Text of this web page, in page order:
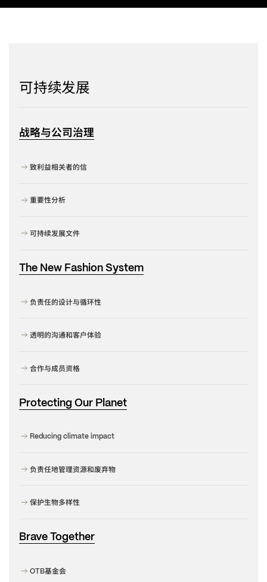
可持续发展
战略与公司治理
致利益相关者的信
重要性分析
可持续发展文件
The New Fashion System
负责任的设计与循环性
透明的沟通和客户体验
合作与成员资格
Protecting Our Planet
Reducing climate impact
负责任地管理资源和废弃物
保护生物多样性
Brave Together
OTB基金会